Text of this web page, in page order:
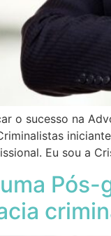
o sucesso na
Eu sou a
Pós-